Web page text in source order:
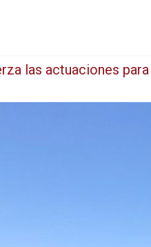
las actuaciones